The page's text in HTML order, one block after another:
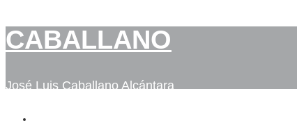
CABALLANO
José Luis Caballano Alcántara